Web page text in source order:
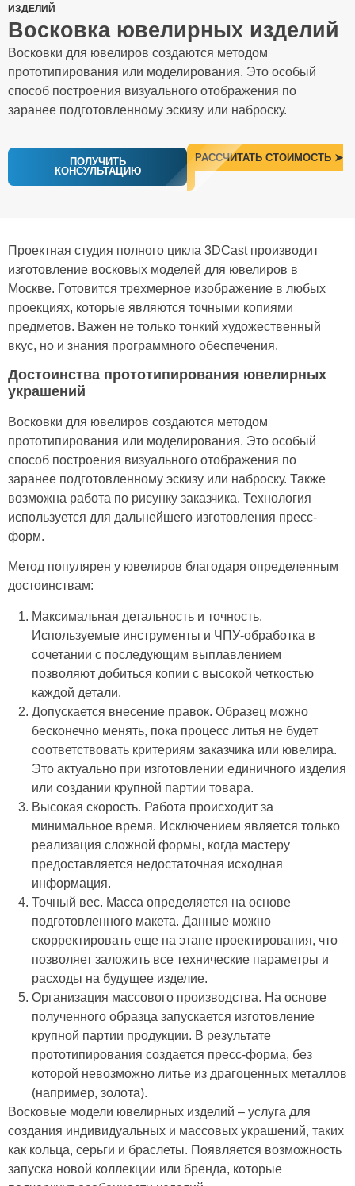
ИЗДЕЛИЙ
Восковка ювелирных изделий​
Восковки для ювелиров создаются методом
прототипирования или моделирования. Это особый
способ построения визуального отображения по
заранее подготовленному эскизу или наброску.
ПОЛУЧИТЬ
КОНСУЛЬТАЦИЮ
РАССЧИТАТЬ СТОИМОСТЬ ➤
Проектная студия полного цикла 3DCast производит
изготовление восковых моделей для ювелиров в
Москве. Готовится трехмерное изображение в любых
проекциях, которые являются точными копиями
предметов. Важен не только тонкий художественный
вкус, но и знания программного обеспечения.
Достоинства прототипирования ювелирных
украшений
Восковки для ювелиров создаются методом
прототипирования или моделирования. Это особый
способ построения визуального отображения по
заранее подготовленному эскизу или наброску. Также
возможна работа по рисунку заказчика. Технология
используется для дальнейшего изготовления пресс-
форм.
Метод популярен у ювелиров благодаря определенным
достоинствам:
Максимальная детальность и точность.
Используемые инструменты и ЧПУ-обработка в
сочетании с последующим выплавлением
позволяют добиться копии с высокой четкостью
каждой детали.
Допускается внесение правок. Образец можно
бесконечно менять, пока процесс литья не будет
соответствовать критериям заказчика или ювелира.
Это актуально при изготовлении единичного изделия
или создании крупной партии товара.
Высокая скорость. Работа происходит за
минимальное время. Исключением является только
реализация сложной формы, когда мастеру
предоставляется недостаточная исходная
информация.
Точный вес. Масса определяется на основе
подготовленного макета. Данные можно
скорректировать еще на этапе проектирования, что
позволяет заложить все технические параметры и
расходы на будущее изделие.
Организация массового производства. На основе
полученного образца запускается изготовление
крупной партии продукции. В результате
прототипирования создается пресс-форма, без
которой невозможно литье из драгоценных металлов
(например, золота).
Восковые модели ювелирных изделий – услуга для
создания индивидуальных и массовых украшений, таких
как кольца, серьги и браслеты. Появляется возможность
запуска новой коллекции или бренда, которые